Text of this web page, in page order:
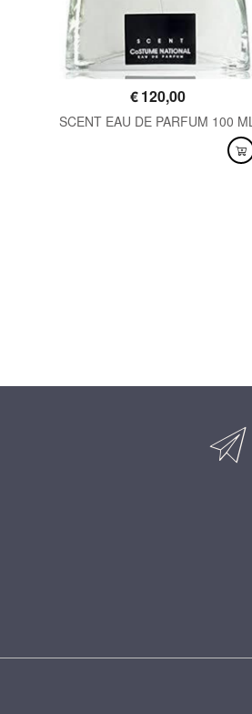
€120,00
SCENT EAU DE PARFUM 100 ML